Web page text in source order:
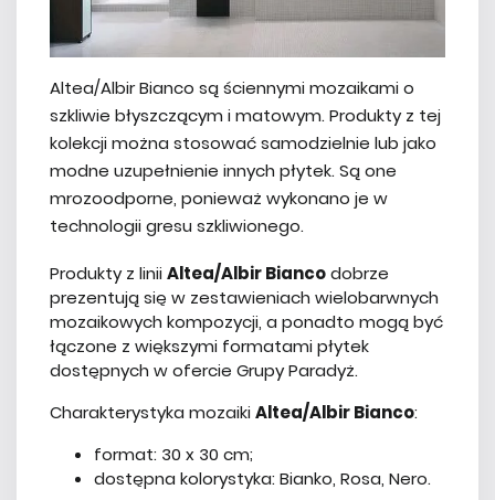
Altea/Albir Bianco są ściennymi mozaikami o
szkliwie błyszczącym i matowym. Produkty z tej
kolekcji można stosować samodzielnie lub jako
modne uzupełnienie innych płytek. Są one
mrozoodporne, ponieważ wykonano je w
technologii gresu szkliwionego.
Produkty z linii Altea/Albir Biancodobrze
prezentują się w zestawieniach wielobarwnych
mozaikowych kompozycji, a ponadto mogą być
łączone z większymi formatami płytek
dostępnych w ofercie Grupy Paradyż.
Charakterystyka mozaiki Altea/Albir Bianco:
format: 30 x 30 cm;
dostępna kolorystyka: Bianko, Rosa, Nero.